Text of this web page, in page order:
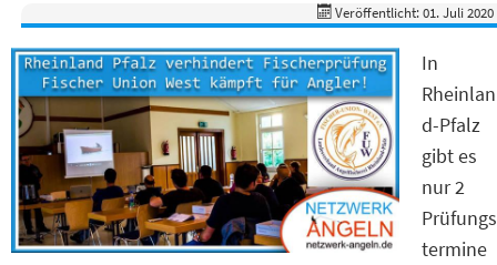
Veröffentlicht: 01. Juli 2020
In
Rheinlan
d-Pfalz
gibt es
nur 2
Prüfungs
termine